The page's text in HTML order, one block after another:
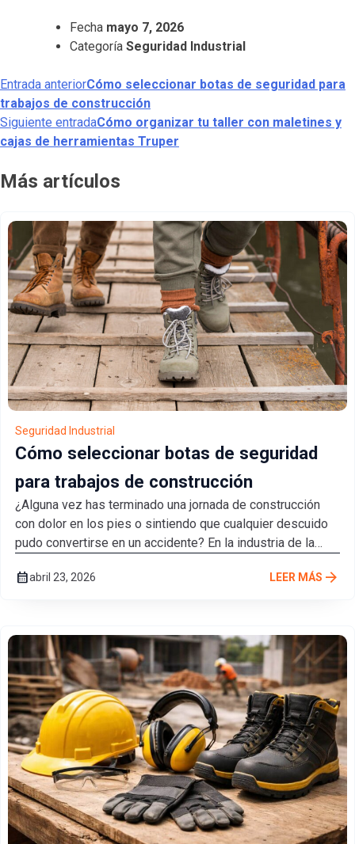
Fecha mayo 7, 2026
Categoría Seguridad Industrial
Entrada anteriorCómo seleccionar botas de seguridad para
trabajos de construcción
Siguiente entradaCómo organizar tu taller con maletines y
cajas de herramientas Truper
Más artículos
Seguridad Industrial
Cómo seleccionar botas de seguridad
para trabajos de construcción
¿Alguna vez has terminado una jornada de construcción
con dolor en los pies o sintiendo que cualquier descuido
pudo convertirse en un accidente? En la industria de la
calendar_monthabril 23, 2026 LEER MÁS arrow_forward